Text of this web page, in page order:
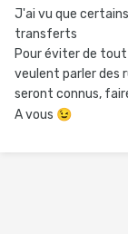
J'ai vu que
transferts
Pour éviter de
veulent parler des
seront connus,
A vous 😉